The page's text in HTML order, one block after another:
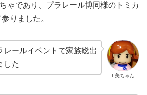
ゃであり、プラレール博同様のトミカ
りました。
P美ちゃん
レールイベントで家族総出
した